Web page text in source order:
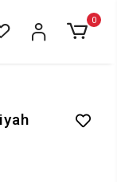
0